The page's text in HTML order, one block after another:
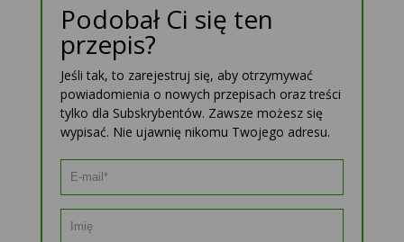
Podobał Ci się ten
przepis?
Jeśli tak, to zarejestruj się, aby otrzymywać
powiadomienia o nowych przepisach oraz treści
tylko dla Subskrybentów. Zawsze możesz się
wypisać. Nie ujawnię nikomu Twojego adresu.